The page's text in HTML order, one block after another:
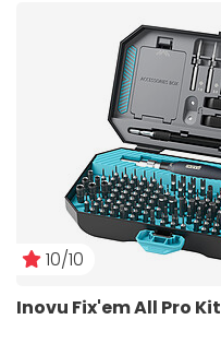
10/10
Inovu Fix'em All Pro Kit